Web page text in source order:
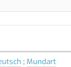
; Mundart